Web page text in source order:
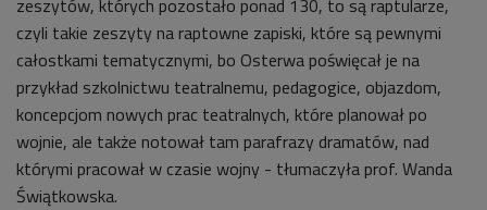
zeszytów, których pozostało ponad 130, to są raptularze,
czyli takie zeszyty na raptowne zapiski, które są pewnymi
całostkami tematycznymi, bo Osterwa poświęcał je na
przykład szkolnictwu teatralnemu, pedagogice, objazdom,
koncepcjom nowych prac teatralnych, które planował po
wojnie, ale także notował tam parafrazy dramatów, nad
którymi pracował w czasie wojny - tłumaczyła prof. Wanda
Świątkowska.